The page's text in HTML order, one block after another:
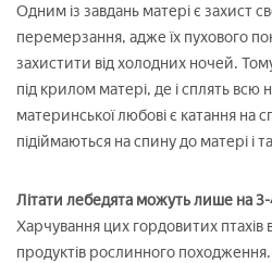
Одним із завдань матері є захист
перемерзання, адже їх пухового
захистити від холодних ночей.
під крилом матері, де і сплять
материнської любові є катання на
підіймаються на спину до матері і
Літати лебедята можуть лише на
Харчування цих гордовитих птахів
продуктів рослинного